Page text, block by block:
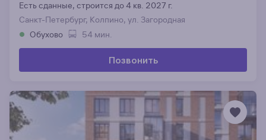
Есть сданные, строится до 4 кв. 2027 г.
Санкт-Петербург, Колпино, ул. Загородная
Обухово
54 мин.
Позвонить